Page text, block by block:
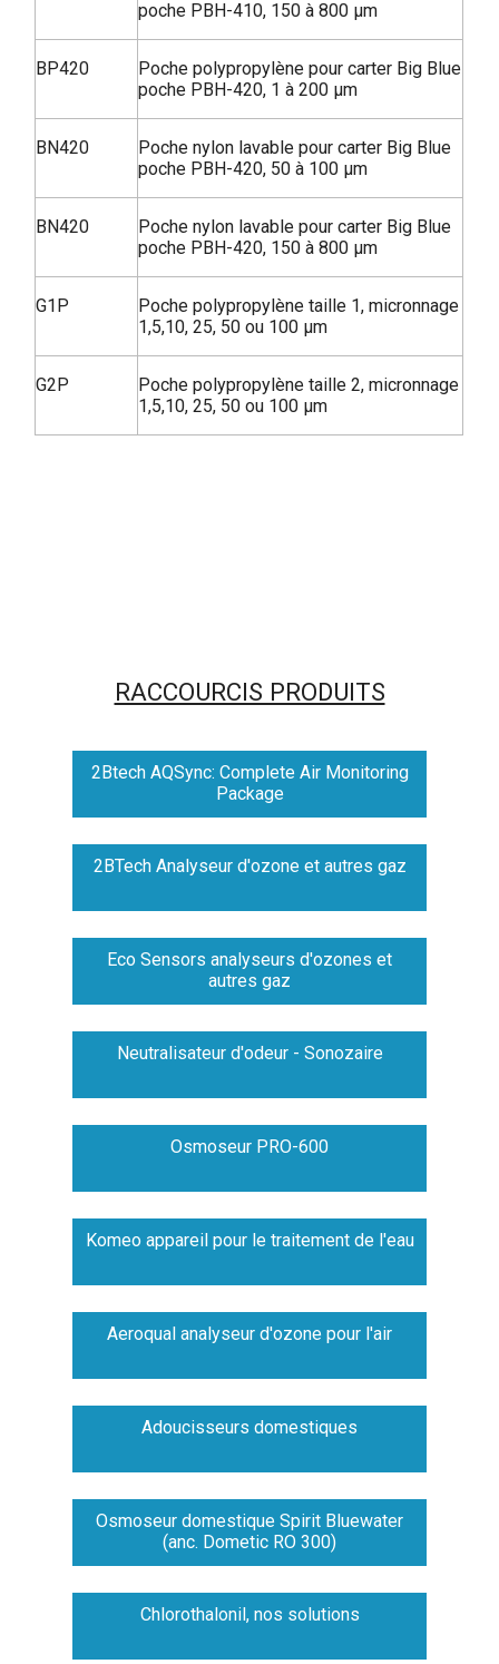
poche PBH-410, 150 à 800 µm
BP420
Poche polypropylène pour carter Big Blue
poche PBH-420, 1 à 200 µm
BN420
Poche nylon lavable pour carter Big Blue
poche PBH-420, 50 à 100 µm
BN420
Poche nylon lavable pour carter Big Blue
poche PBH-420, 150 à 800 µm
G1P
Poche polypropylène taille 1, micronnage
1,5,10, 25, 50 ou 100 µm
G2P
Poche polypropylène taille 2, micronnage
1,5,10, 25, 50 ou 100 µm
RACCOURCIS PRODUITS
2Btech AQSync: Complete Air Monitoring
Package
2BTech Analyseur d'ozone et autres gaz
Eco Sensors analyseurs d'ozones et
autres gaz
Neutralisateur d'odeur - Sonozaire
Osmoseur PRO-600
Komeo appareil pour le traitement de l'eau
Aeroqual analyseur d'ozone pour l'air
Adoucisseurs domestiques
Osmoseur domestique Spirit Bluewater
(anc. Dometic RO 300)
Chlorothalonil, nos solutions